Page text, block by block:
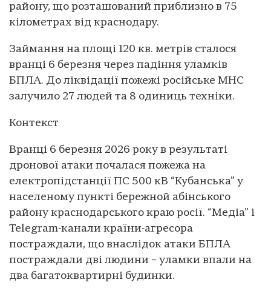
району, що розташований приблизно в 75
кілометрах від краснодару.
Займання на площі 120 кв. метрів сталося
вранці 6 березня через падіння уламків
БПЛА. До ліквідації пожежі російське МНС
залучило 27 людей та 8 одиниць техніки.
Контекст
Вранці 6 березня 2026 року в результаті
дронової атаки почалася пожежа на
електропідстанції ПС 500 кВ “Кубанська” у
населеному пункті бережной абінського
району краснодарського краю росії. “Медіа” і
Telegram-канали країни-агресора
постраждали, що внаслідок атаки БПЛА
постраждали дві людини – уламки впали на
два багатоквартирні будинки.